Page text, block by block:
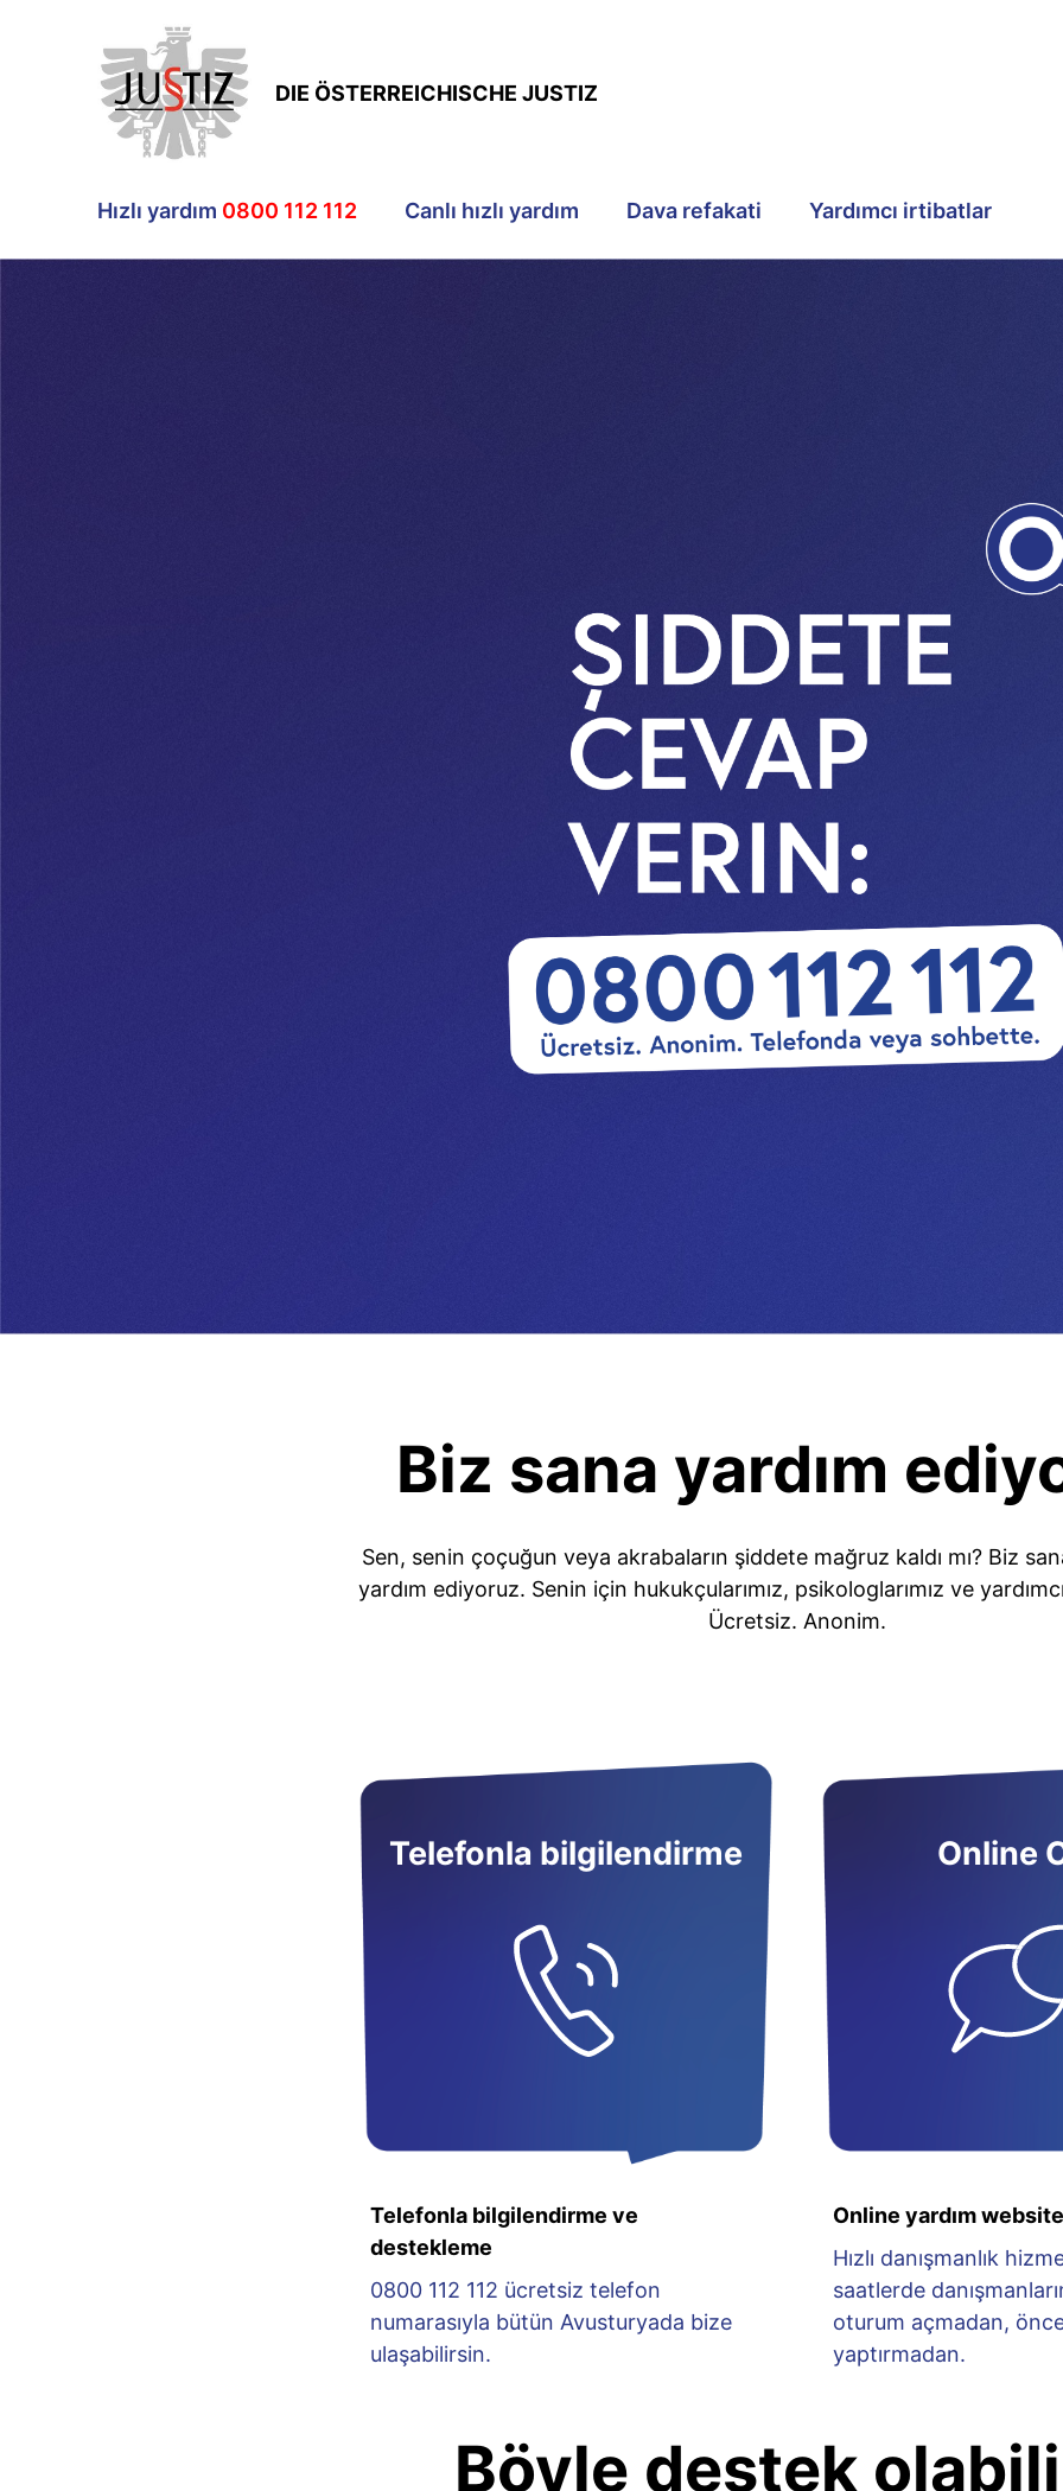
DIE ÖSTERREICHISCHE JUSTIZ
Hızlı yardım 0800 112 112 Canlı hızlı yardım Dava refakati Yardımcı irtibatlar
Biz sana yardım
Sen, senin çoçuğun veya akrabaların şiddete mağruz kaldı mı? Biz
yardım ediyoruz. Senin için hukukçularımız, psikologlarımız ve
Ücretsiz. Anonim.
Telefonla bilgilendirme
Telefonla bilgilendirme ve
destekleme
0800 112 112 ücretsiz telefon
numarasıyla bütün Avusturyada bize
ulaşabilirsin.
Online
Online yardım
Hızlı danışmanlık
saatlerde
oturum açmadan,
yaptırmadan.
Böyle destek